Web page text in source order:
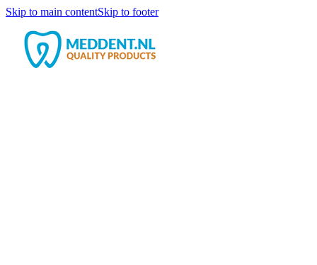
Skip to main contentSkip to footer